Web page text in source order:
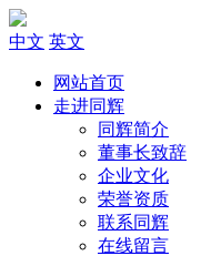
中文 英文
网站首页
走进同辉
同辉简介
董事长致辞
企业文化
荣誉资质
联系同辉
在线留言